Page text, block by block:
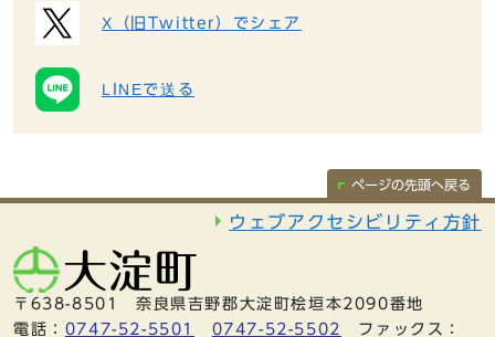
X（旧Twitter）でシェア
LINEで送る
ページの先頭へ戻る
ウェブアクセシビリティ方針
〒638-8501 奈良県吉野郡大淀町桧垣本2090番地
電話： 0747-52-5501 0747-52-5502 ファックス：